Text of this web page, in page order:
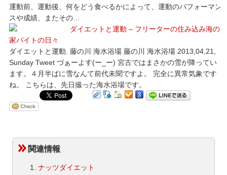
運動前、運動後、何をどう食べるかによって、運動のパフォーマン
スや成績、またその…
ダイエットと運動 – フリーターの住み込み海の
家バイトの日々
ダイエットと運動. 藤の川 海水浴場 藤の川 海水浴場 2013,04,21,
Sunday Tweet づぁーよす(ー_ー) 宮古ではまさかの雪が降ってい
ます。４月半ばに雪なんて前代未聞ですよ。 完全に異常気象です
ね。 こちらは、先日撮った海水浴場です。
関連情報
ナッツダイエット